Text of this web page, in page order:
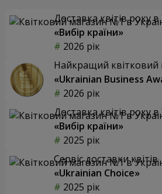
Доставка квітів року в
«Вибір країни»
2026 рік
Найкращий квітковий
«Ukrainian Business
2026 рік
Доставка квітів року в
«Вибір країни»
2025 рік
Сервіс доставки квітів
«Ukrainian Choice»
2025 рік